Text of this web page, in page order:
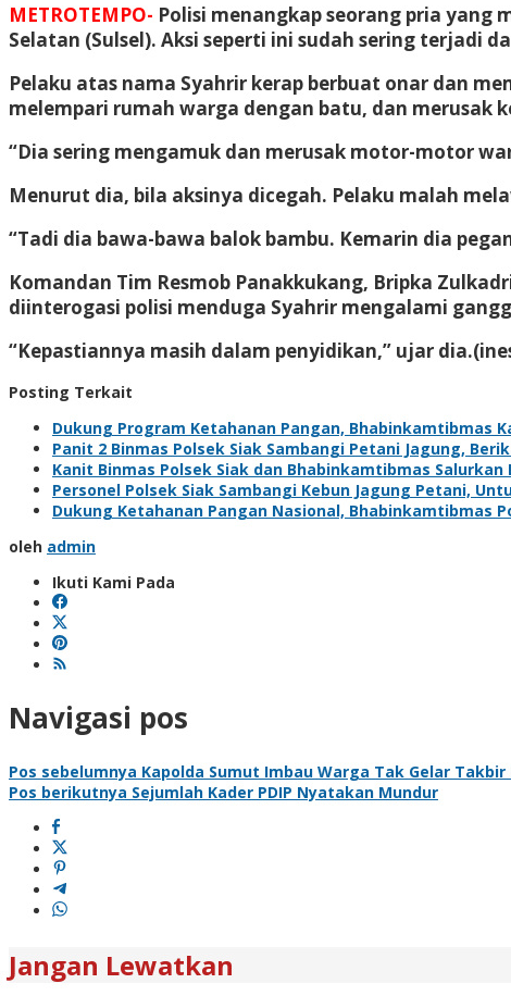
METROTEMPO- Polisi menangkap seorang pria yang
Selatan (Sulsel). Aksi seperti ini sudah sering terjadi
Pelaku atas nama Syahrir kerap berbuat onar dan
melempari rumah warga dengan batu, dan merusak
“Dia sering mengamuk dan merusak motor-motor
Menurut dia, bila aksinya dicegah. Pelaku malah
“Tadi dia bawa-bawa balok bambu. Kemarin dia
Komandan Tim Resmob Panakkukang, Bripka
diinterogasi polisi menduga Syahrir mengalami
“Kepastiannya masih dalam penyidikan,” ujar
Posting Terkait
Dukung Program Ketahanan Pangan, Bhabinkamtibmas
Panit 2 Binmas Polsek Siak Sambangi Petani Jagung,
Kanit Binmas Polsek Siak dan Bhabinkamtibmas
Personel Polsek Siak Sambangi Kebun Jagung Petani,
Dukung Ketahanan Pangan Nasional, Bhabinkamtibmas
oleh admin
Ikuti Kami Pada
Navigasi pos
Pos sebelumnya Kapolda Sumut Imbau Warga Tak Gelar
Pos berikutnya Sejumlah Kader PDIP Nyatakan Mundur
Jangan Lewatkan